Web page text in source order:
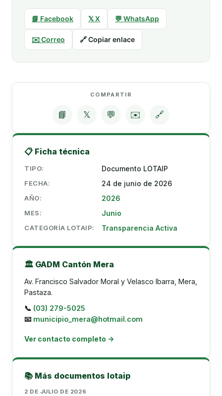
📘 Facebook 𝕏 X 💬 WhatsApp
✉️ Correo 🔗 Copiar enlace
COMPARTIR
📘 𝕏 💬 ✉️ 🔗
📋 Ficha técnica
TIPO: Documento LOTAIP
FECHA: 24 de junio de 2026
AÑO: 2026
MES: Junio
CATEGORÍA LOTAIP: Transparencia Activa
🏛️ GADM Cantón Mera
Av. Francisco Salvador Moral y Velasco Ibarra, Mera,
Pastaza.
📞 (03) 279-5025
📧 municipio_mera@hotmail.com
Ver contacto completo →
📚 Más documentos lotaip
2 DE JULIO DE 2026